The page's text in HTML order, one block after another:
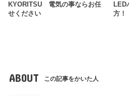
KYORITSU 電気の事ならお任
せください
LED
方！
ABOUT この記事をかいた人